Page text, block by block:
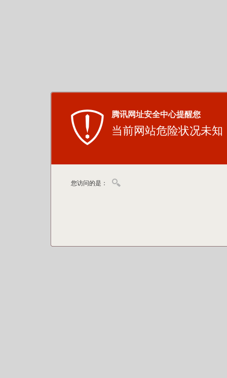
腾讯网址安全中心提醒您
当前网站危险状况未知
您访问的是：